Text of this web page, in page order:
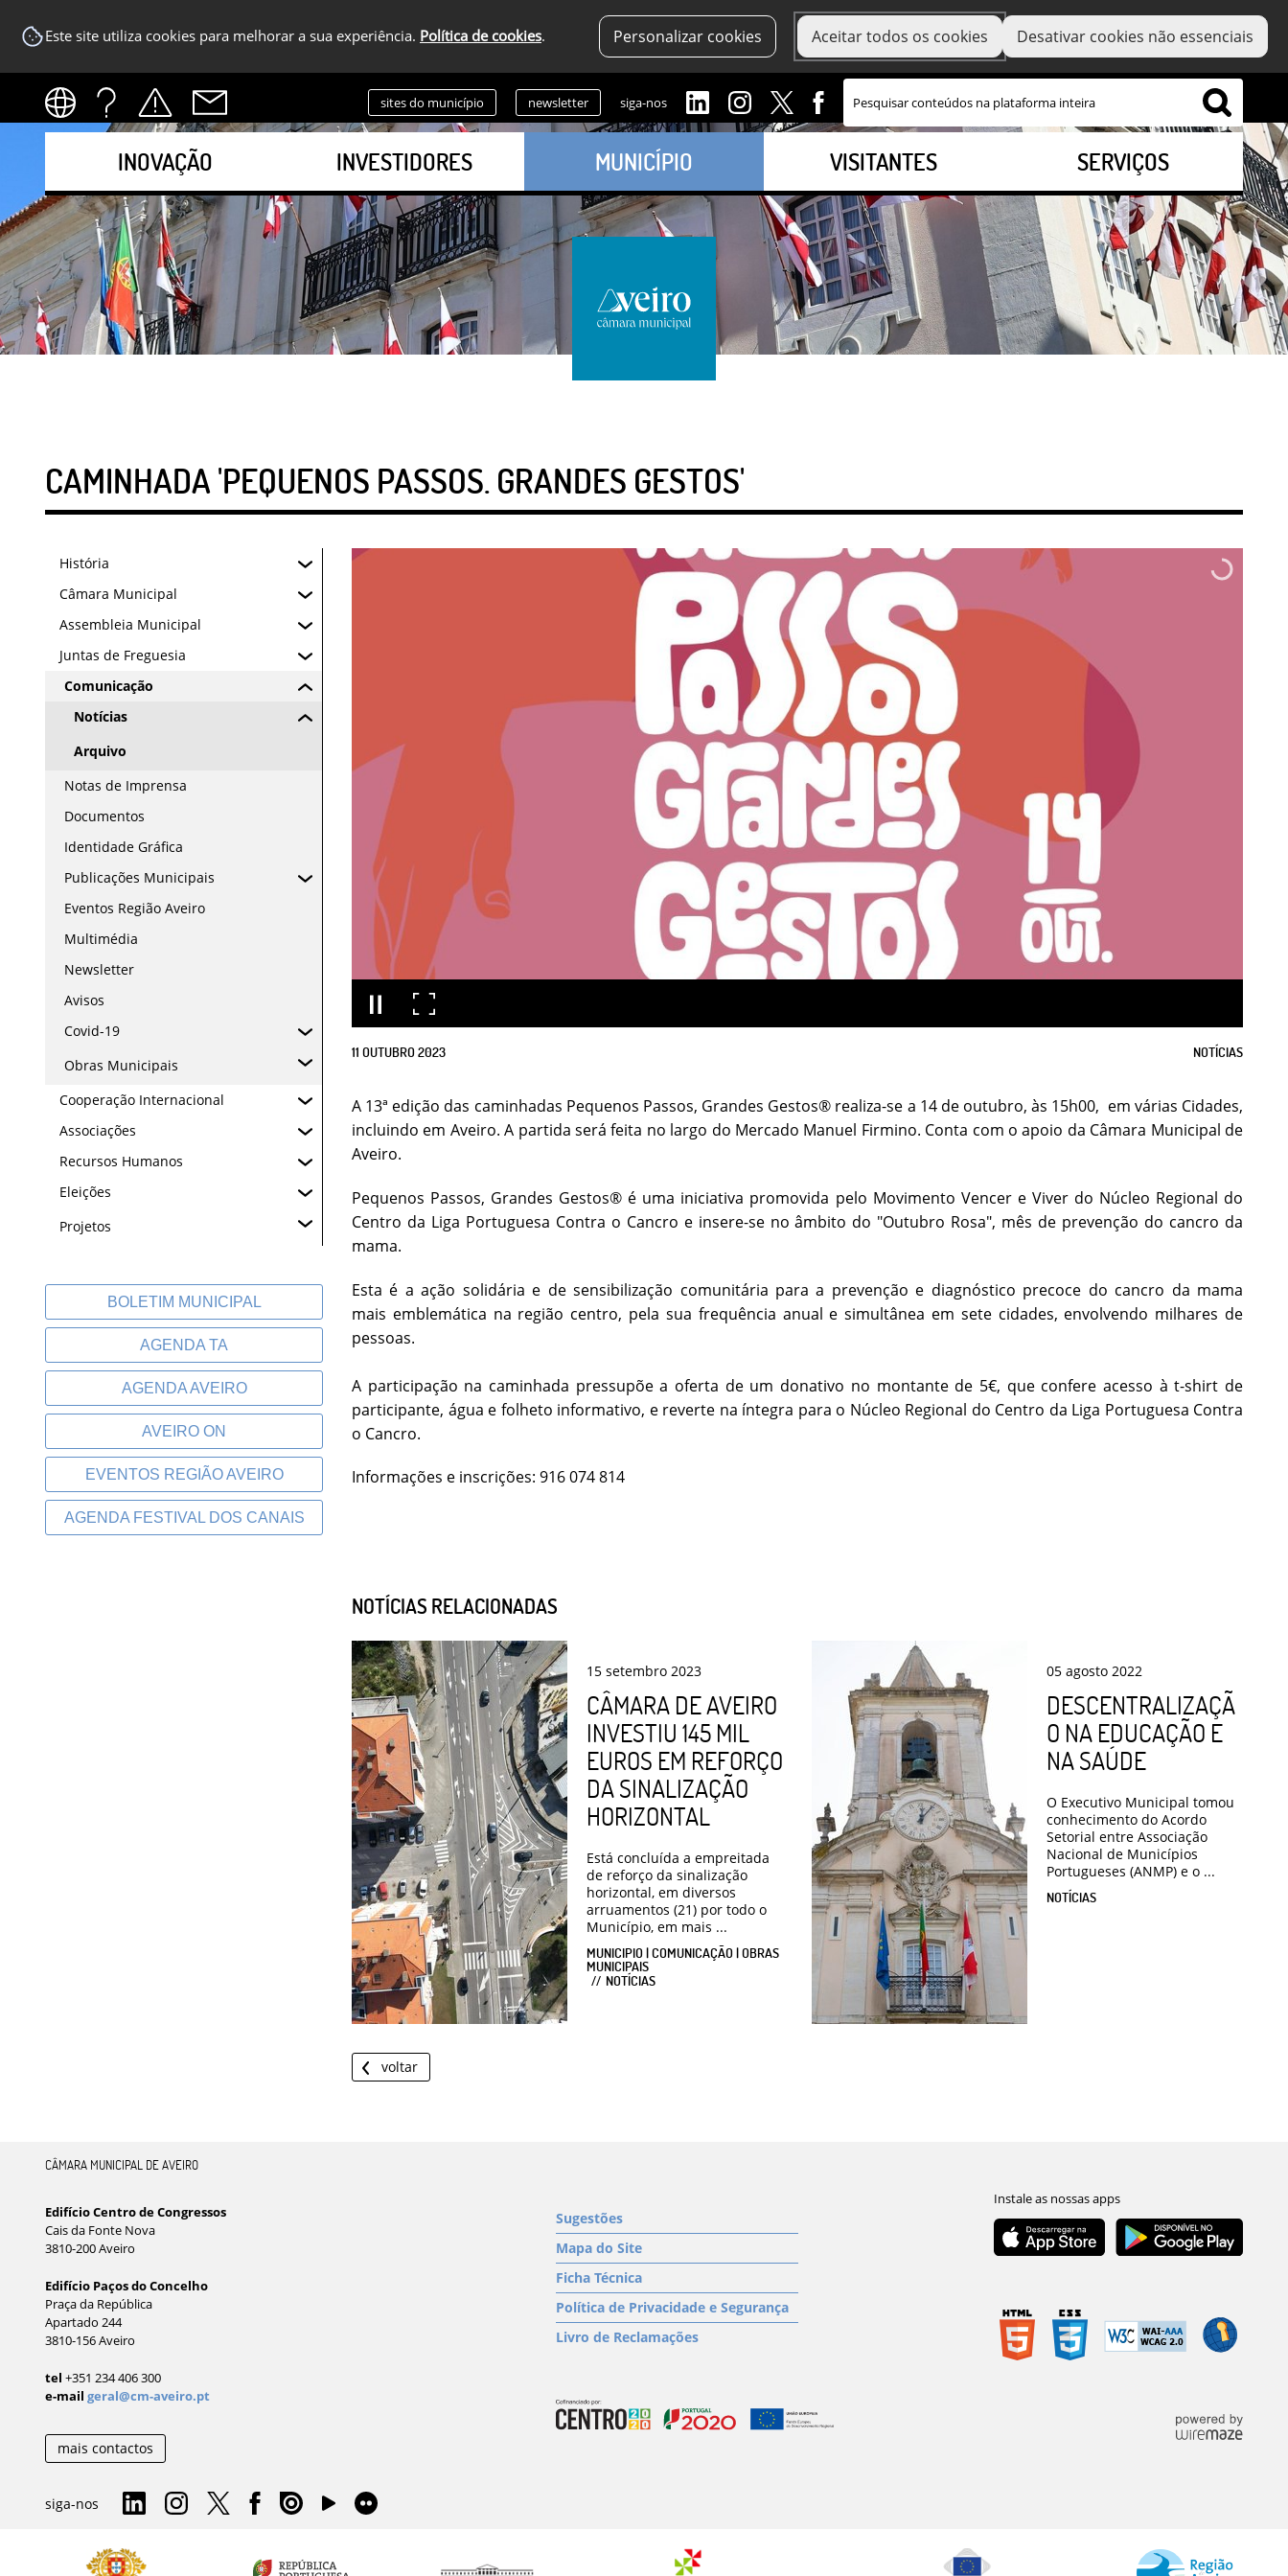
Este site utiliza cookies para melhorar a sua experiência. Política de cookies. Personalizar cookies Aceitar todos os cookies Desativar cookies não essenciais
sites do município newsletter siga-nos
INOVAÇÃO INVESTIDORES MUNICÍPIO VISITANTES SERVIÇOS
CAMINHADA 'PEQUENOS PASSOS. GRANDES GESTOS'
História
Câmara Municipal
Assembleia Municipal
Juntas de Freguesia
Comunicação
Notícias
Arquivo
Notas de Imprensa
Documentos
Identidade Gráfica
Publicações Municipais
Eventos Região Aveiro
Multimédia
Newsletter
Avisos
Covid-19
Obras Municipais
Cooperação Internacional
Associações
Recursos Humanos
Eleições
Projetos
BOLETIM MUNICIPAL
AGENDA TA
AGENDA AVEIRO
AVEIRO ON
EVENTOS REGIÃO AVEIRO
AGENDA FESTIVAL DOS CANAIS
11 OUTUBRO2023 NOTÍCIAS
A 13ª edição das caminhadas Pequenos Passos, Grandes Gestos® realiza-se a 14 de outubro, às 15h00, em várias Cidades,
incluindo em Aveiro. A partida será feita no largo do Mercado Manuel Firmino. Conta com o apoio da Câmara Municipal de
Aveiro.
Pequenos Passos, Grandes Gestos® é uma iniciativa promovida pelo Movimento Vencer e Viver do Núcleo Regional do
Centro da Liga Portuguesa Contra o Cancro e insere-se no âmbito do "Outubro Rosa", mês de prevenção do cancro da
mama.
Esta é a ação solidária e de sensibilização comunitária para a prevenção e diagnóstico precoce do cancro da mama
mais emblemática na região centro, pela sua frequência anual e simultânea em sete cidades, envolvendo milhares de
pessoas.
A participação na caminhada pressupõe a oferta de um donativo no montante de 5€, que confere acesso à t-shirt de
participante, água e folheto informativo, e reverte na íntegra para o Núcleo Regional do Centro da Liga Portuguesa Contra
o Cancro.
Informações e inscrições: 916 074 814
NOTÍCIAS RELACIONADAS
15 setembro 2023
CÂMARA DE AVEIRO
INVESTIU 145 MIL
EUROS EM REFORÇO
DA SINALIZAÇÃO
HORIZONTAL
Está concluída a empreitada
de reforço da sinalização
horizontal, em diversos
arruamentos (21) por todo o
Município, em mais ...
MUNICIPIO | COMUNICAÇÃO | OBRAS
MUNICIPAIS
NOTÍCIAS
05 agosto 2022
DESCENTRALIZAÇÃ
O NA EDUCAÇÃO E
NA SAÚDE
O Executivo Municipal tomou
conhecimento do Acordo
Setorial entre Associação
Nacional de Municípios
Portugueses (ANMP) e o ...
NOTÍCIAS
voltar
CÂMARA MUNICIPAL DE AVEIRO
Edifício Centro de Congressos
Cais da Fonte Nova
3810-200 Aveiro
Edifício Paços do Concelho
Praça da República
Apartado 244
3810-156 Aveiro
tel +351 234 406 300
e-mail geral@cm-aveiro.pt
mais contactos
siga-nos
Sugestões
Mapa do Site
Ficha Técnica
Política de Privacidade e Segurança
Livro de Reclamações